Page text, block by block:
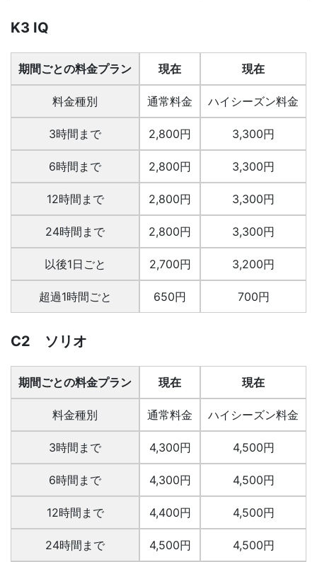
K3 IQ
期間ごとの料金プラン
料金種別
3時間まで
6時間まで
12時間まで
24時間まで
以後1日ごと
超過1時間ごと
現在
通常料金
2,800円
2,800円
2,800円
2,800円
2,700円
650円
現在
ハイシーズン料金
3,300円
3,300円
3,300円
3,300円
3,200円
700円
C2 ソリオ
期間ごとの料金プラン
料金種別
3時間まで
6時間まで
12時間まで
24時間まで
現在
通常料金
4,300円
4,300円
4,400円
4,500円
現在
ハイシーズン料金
4,500円
4,500円
4,500円
4,500円